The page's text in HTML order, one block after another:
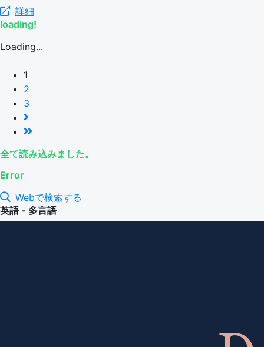
詳細
loading!
Loading...
1
2
3
全て読み込みました。
Error
Webで検索する
英語 - 多言語